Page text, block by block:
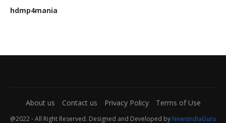
hdmp4mania
About us Contact us Privacy Policy Terms of Use
@2022 - All Right Reserved. Designed and Developed by NewsIndiaGuru